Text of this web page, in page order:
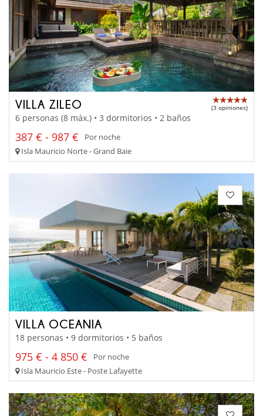
VILLA ZILEO (3 opiniones)
6 personas (8 máx.) • 3 dormitorios • 2 baños
387 € - 987 €
Por noche
Isla Mauricio Norte - Grand Baie
VILLA OCEANIA
18 personas • 9 dormitorios • 5 baños
975 € - 4 850 €
Por noche
Isla Mauricio Este - Poste Lafayette